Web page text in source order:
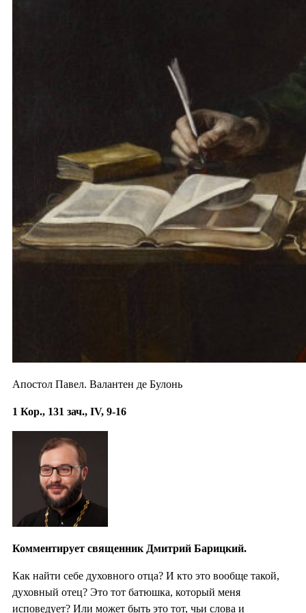
Апостол Павел. Валантен де Булонь
1 Кор., 131 зач., IV, 9-16
Комментирует священник Дмитрий Барицкий.
Как найти себе духовного отца? И кто это вообще такой,
духовный отец? Это тот батюшка, который меня
исповедует? Или может быть это тот, чьи слова и